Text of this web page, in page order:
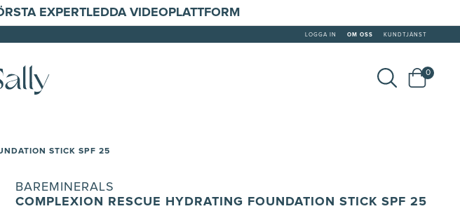
EXPERTLEDDA VIDEOPLATTFORM
LOGGA IN OM OSS KUNDTJÄNST
0
STICK SPF 25
BAREMINERALS
COMPLEXION RESCUE HYDRATING FOUNDATION STICK SPF 25